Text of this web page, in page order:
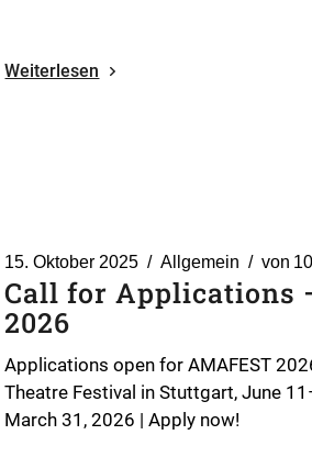
Weiterlesen
15. Oktober 2025 Allgemein von
Call for Applications
2026
Applications open for AMAFEST
Theatre Festival in Stuttgart, June
March 31, 2026 | Apply now!